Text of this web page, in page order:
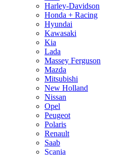
Harley-Davidson
Honda + Racing
Hyundai
Kawasaki
Kia
Lada
Massey Ferguson
Mazda
Mitsubishi
New Holland
Nissan
Opel
Peugeot
Polaris
Renault
Saab
Scania